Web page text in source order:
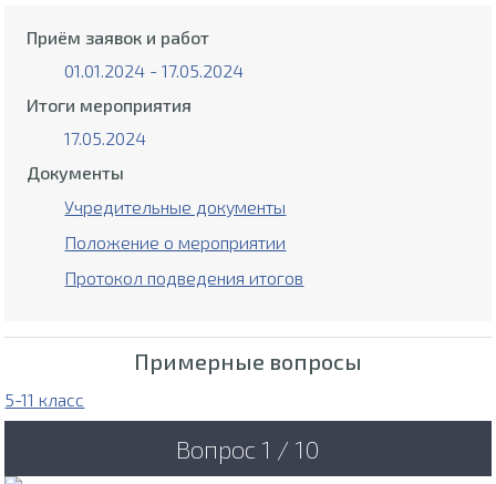
Приём заявок и работ
01.01.2024 - 17.05.2024
Итоги мероприятия
17.05.2024
Документы
Учредительные документы
Положение о мероприятии
Протокол подведения итогов
Примерные вопросы
5-11 класс
Вопрос 1 / 10